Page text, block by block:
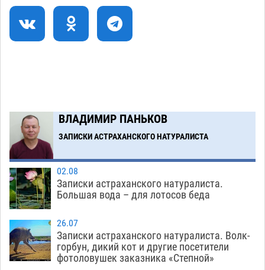
земельного массива для льготников
14:44
Астраханские кутилы сменили барные стойки
на полицейские дежурки
ВЛАДИМИР ПАНЬКОВ
ЗАПИСКИ АСТРАХАНСКОГО НАТУРАЛИСТА
02.08
Записки астраханского натуралиста.
Большая вода – для лотосов беда
26.07
Записки астраханского натуралиста. Волк-
горбун, дикий кот и другие посетители
фотоловушек заказника «Степной»